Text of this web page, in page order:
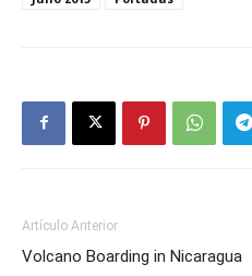
Artículo Anterior
Volcano Boarding in Nicaragua